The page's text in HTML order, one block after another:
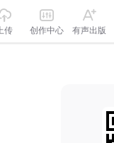
上传 创作中心 有声出版